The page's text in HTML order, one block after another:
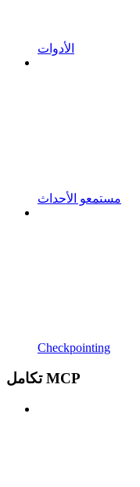
الأدوات
مستمعو الأحداث
Checkpointing
تكامل MCP